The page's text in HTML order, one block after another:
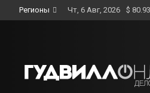
to
Регионы Чт, 6 Авг, 2026 $